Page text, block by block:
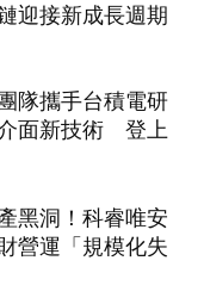
迎接新成長週期
隊攜手台積電研
面新技術 登上
黑洞！科睿唯安
營運「規模化失